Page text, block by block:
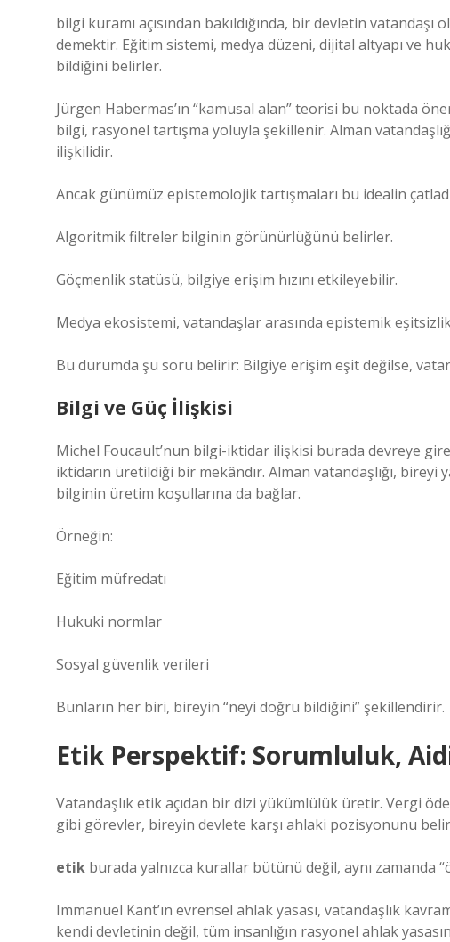
bilgi kuramı açısından bakıldığında, bir devletin
demektir. Eğitim sistemi, medya düzeni, dijital altyapı ve
bildiğini belirler.
Jürgen Habermas’ın “kamusal alan” teorisi bu noktada
bilgi, rasyonel tartışma yoluyla şekillenir. Alman
ilişkilidir.
Ancak günümüz epistemolojik tartışmaları bu idealin
Algoritmik filtreler bilginin görünürlüğünü belirler.
Göçmenlik statüsü, bilgiye erişim hızını etkileyebilir.
Medya ekosistemi, vatandaşlar arasında epistemik
Bu durumda şu soru belirir: Bilgiye erişim eşit değilse,
Bilgi ve Güç İlişkisi
Michel Foucault’nun bilgi-iktidar ilişkisi burada devreye
iktidarın üretildiği bir mekândır. Alman vatandaşlığı, bireyi
bilginin üretim koşullarına da bağlar.
Örneğin:
Eğitim müfredatı
Hukuki normlar
Sosyal güvenlik verileri
Bunların her biri, bireyin “neyi doğru bildiğini” şekillendirir.
Etik Perspektif: Sorumluluk,
Vatandaşlık etik açıdan bir dizi yükümlülük üretir. Vergi
gibi görevler, bireyin devlete karşı ahlaki pozisyonunu
etik burada yalnızca kurallar bütünü değil, aynı zamanda
Immanuel Kant’ın evrensel ahlak yasası, vatandaşlık
kendi devletinin değil, tüm insanlığın rasyonel ahlak